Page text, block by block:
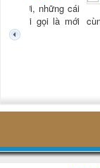
là “đấu tranh đến
tác dụng gì”.